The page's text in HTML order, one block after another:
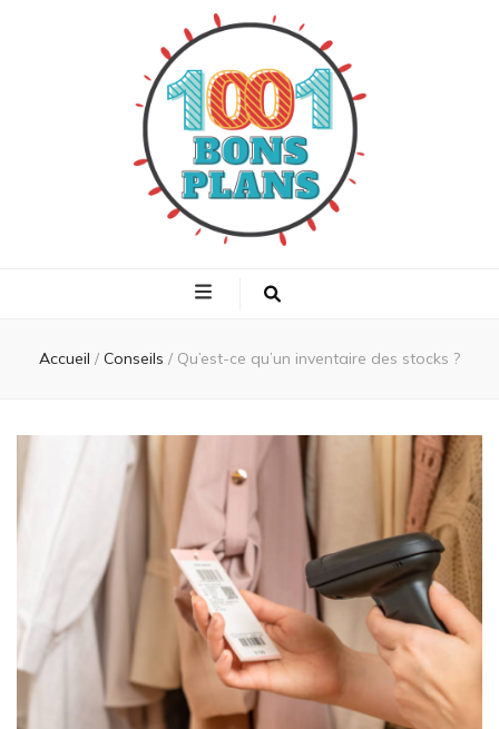
1001 bons plans
Trouvez les meilleurs plans shopping
Accueil / Conseils / Qu’est-ce qu’un inventaire des stocks ?